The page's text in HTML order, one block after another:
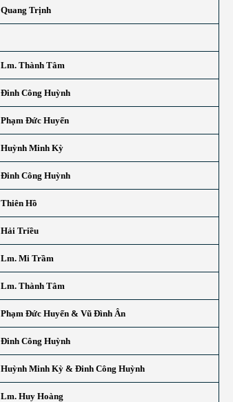
Quang Trịnh
Lm. Thành Tâm
Đinh Công Huỳnh
Phạm Đức Huyến
Huỳnh Minh Kỳ
Đinh Công Huỳnh
Thiên Hồ
Hải Triều
Lm. Mi Trầm
Lm. Thành Tâm
Phạm Đức Huyến & Vũ Đình Ân
Đinh Công Huỳnh
Huỳnh Minh Kỳ & Đinh Công Huỳnh
Lm. Huy Hoàng